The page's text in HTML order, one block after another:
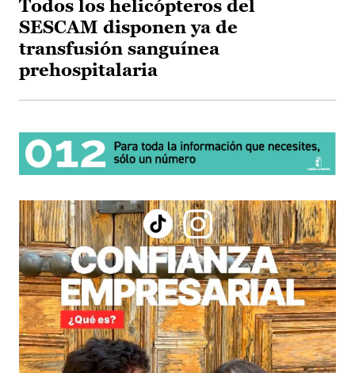
Todos los helicópteros del
SESCAM disponen ya de
transfusión sanguínea
prehospitalaria